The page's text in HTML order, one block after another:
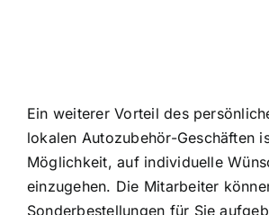
Ein weiterer Vorteil des
lokalen Autozubehör-Geschäften
Möglichkeit, auf individuelle
einzugehen. Die Mitarbeiter
Sonderbestellungen für Sie